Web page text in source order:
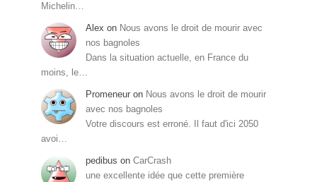
Michelin…
Alex on Nous avons le droit de mourir avec
nos bagnoles
Dans la situation actuelle, en France du
moins, le…
Promeneur on Nous avons le droit de mourir
avec nos bagnoles
Votre discours est erroné. Il faut d'ici 2050
avoi…
pedibus on CarCrash
une excellente idée que cette première